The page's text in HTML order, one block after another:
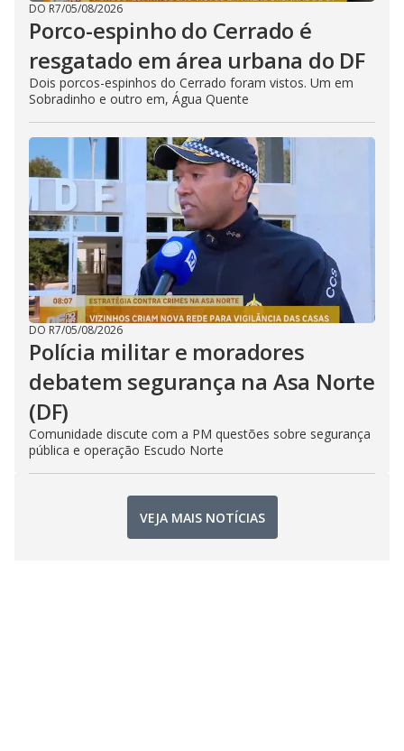
DO R7/05/08/2026
Porco-espinho do Cerrado é
resgatado em área urbana do DF
Dois porcos-espinhos do Cerrado foram vistos. Um em
Sobradinho e outro em, Água Quente
DO R7/05/08/2026
Polícia militar e moradores
debatem segurança na Asa Norte
(DF)
Comunidade discute com a PM questões sobre segurança
pública e operação Escudo Norte
VEJA MAIS NOTÍCIAS